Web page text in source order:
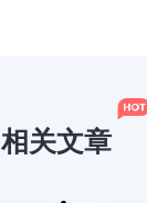
相关文章